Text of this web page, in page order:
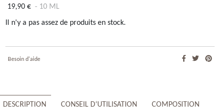
19,90 € - 10 ML
Il n'y a pas assez de produits en stock.
Besoin d'aide
DESCRIPTION CONSEIL D‘UTILISATION COMPOSITION